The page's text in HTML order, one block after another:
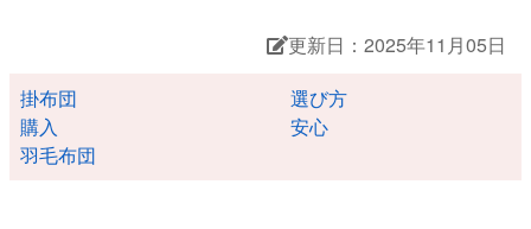
更新日：2025年11月05日
掛布団
選び方
購入
安心
羽毛布団